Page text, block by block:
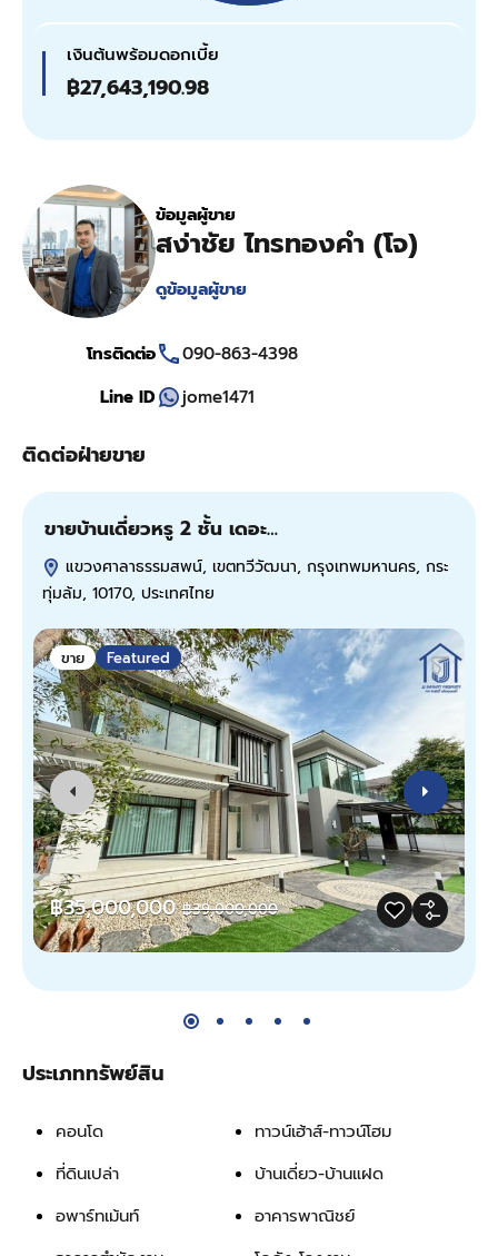
เงินต้นพร้อมดอกเบี้ย
฿27,643,190.98
ข้อมูลผู้ขาย
สง่าชัย ไทรทองคำ (โจ)
ดูข้อมูลผู้ขาย
โทรติดต่อ
090-863-4398
Line ID
jome1471
ติดต่อฝ่ายขาย
ขายบ้านเดี่ยวหรู 2 ชั้น เดอะ…
แขวงศาลาธรรมสพน์, เขตทวีวัฒนา, กรุงเทพมหานคร, กระ
ทุ่มล้ม, 10170, ประเทศไทย
ขาย Featured
฿35,000,000 ฿39,000,000
ประเภททรัพย์สิน
คอนโด
ทาวน์เฮ้าส์-ทาวน์โฮม
ที่ดินเปล่า
บ้านเดี่ยว-บ้านแฝด
อพาร์ทเม้นท์
อาคารพาณิชย์